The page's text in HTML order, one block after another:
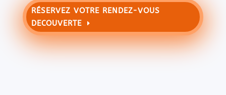
RÉSERVEZ VOTRE RENDEZ-VOUS
DECOUVERTE